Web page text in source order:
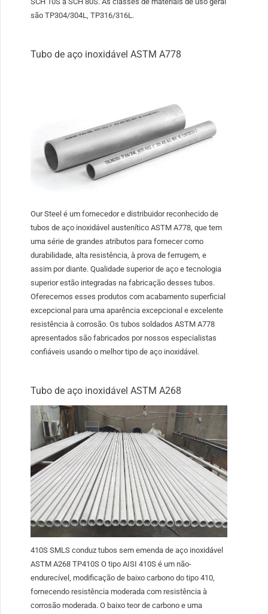
são TP304/304L, TP316/316L.
Tubo de aço inoxidável ASTM A778
Our Steel é um fornecedor e distribuidor reconhecido de
tubos de aço inoxidável austenítico ASTM A778, que tem
uma série de grandes atributos para fornecer como
durabilidade, alta resistência, à prova de ferrugem, e
assim por diante. Qualidade superior de aço e tecnologia
superior estão integradas na fabricação desses tubos.
Oferecemos esses produtos com acabamento superficial
excepcional para uma aparência excepcional e excelente
resistência à corrosão. Os tubos soldados ASTM A778
apresentados são fabricados por nossos especialistas
confiáveis ​​usando o melhor tipo de aço inoxidável.
Tubo de aço inoxidável ASTM A268
410S SMLS conduz tubos sem emenda de aço inoxidável
ASTM A268 TP410S O tipo AISI 410S é um não-
endurecível, modificação de baixo carbono do tipo 410,
fornecendo resistência moderada com resistência à
corrosão moderada. O baixo teor de carbono e uma